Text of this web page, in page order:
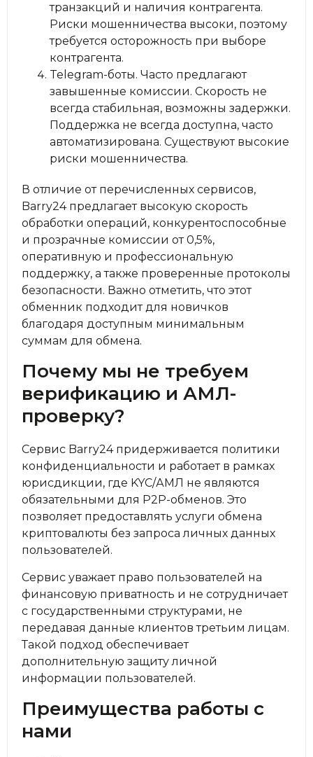
транзакций и наличия контрагента.
Риски мошенничества высоки, поэтому
требуется осторожность при выборе
контрагента.
Telegram-боты. Часто предлагают
завышенные комиссии. Скорость не
всегда стабильная, возможны задержки.
Поддержка не всегда доступна, часто
автоматизирована. Существуют высокие
риски мошенничества.
В отличие от перечисленных сервисов,
Barry24 предлагает высокую скорость
обработки операций, конкурентоспособные
и прозрачные комиссии от 0,5%,
оперативную и профессиональную
поддержку, а также проверенные протоколы
безопасности. Важно отметить, что этот
обменник подходит для новичков
благодаря доступным минимальным
суммам для обмена.
Почему мы не требуем
верификацию и АМЛ-
проверку?
Сервис Barry24 придерживается политики
конфиденциальности и работает в рамках
юрисдикции, где KYC/АМЛ не являются
обязательными для P2P-обменов. Это
позволяет предоставлять услуги обмена
криптовалюты без запроса личных данных
пользователей.
Сервис уважает право пользователей на
финансовую приватность и не сотрудничает
с государственными структурами, не
передавая данные клиентов третьим лицам.
Такой подход обеспечивает
дополнительную защиту личной
информации пользователей.
Преимущества работы с
нами